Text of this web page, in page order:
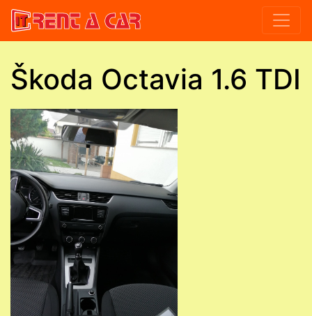
Škoda Octavia 1.6 TDI